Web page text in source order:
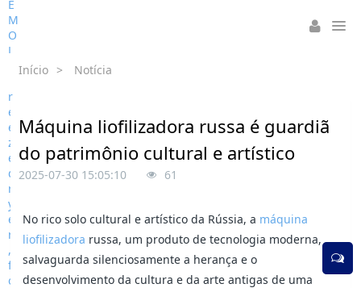
Início > Notícia
Máquina liofilizadora russa é guardiã
do patrimônio cultural e artístico
2025-07-30 15:05:10 61
No rico solo cultural e artístico da Rússia, a máquina
liofilizadora russa, um produto de tecnologia moderna,
salvaguarda silenciosamente a herança e o
desenvolvimento da cultura e da arte antigas de uma